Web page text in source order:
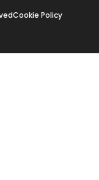
Cookie Policy